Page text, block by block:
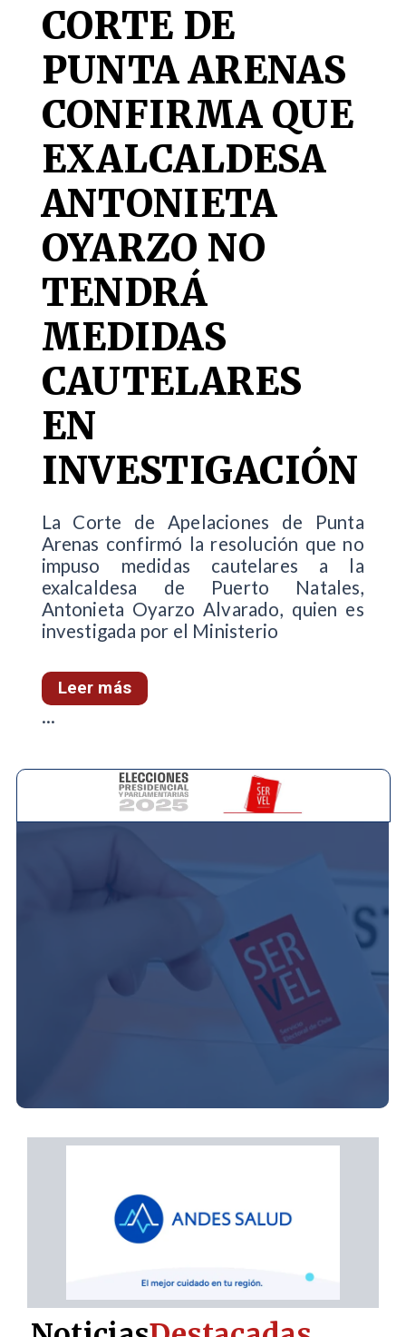
CORTE DE
PUNTA ARENAS
CONFIRMA QUE
EXALCALDESA
ANTONIETA
OYARZO NO
TENDRÁ
MEDIDAS
CAUTELARES
EN
INVESTIGACIÓN
La Corte de Apelaciones de Punta
Arenas confirmó la resolución que no
impuso medidas cautelares a la
exalcaldesa de Puerto Natales,
Antonieta Oyarzo Alvarado, quien es
investigada por el Ministerio
Leer más
...